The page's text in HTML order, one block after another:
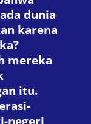
dunia
karena
mereka
itu.
negeri